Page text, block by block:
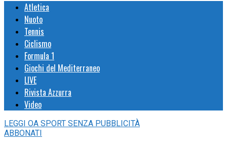
Atletica
Nuoto
Tennis
Ciclismo
Formula 1
Giochi del Mediterraneo
LIVE
Rivista Azzurra
Video
LEGGI OA SPORT SENZA PUBBLICITÀ
ABBONATI